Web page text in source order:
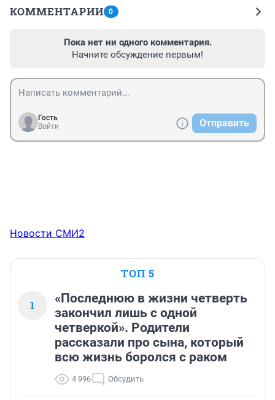
КОММЕНТАРИИ 0
Пока нет ни одного комментария.
Начните обсуждение первым!
Гость
Войти
Отправить
Новости СМИ2
ТОП 5
1
«Последнюю в жизни четверть
закончил лишь с одной
четверкой». Родители
рассказали про сына, который
всю жизнь боролся с раком
4 996 Обсудить